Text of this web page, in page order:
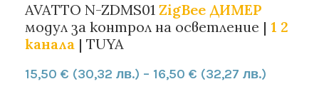
AVATTO N-ZDMS01 ZigBee ДИМЕР
модул за контрол на осветление | 1 2
канала | TUYA
15,50 € (30,32 лв.) – 16,50 € (32,27 лв.)